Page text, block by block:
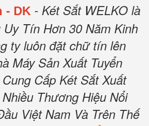
- DK - Két Sắt WELKO là
Tín Hơn 30 Năm Kinh
ty luôn đặt chữ tín lên
Máy Sản Xuất Tuyển
Cấp Két Sắt Xuất
Thương Hiệu Nổi
Việt Nam Và Trên Thế